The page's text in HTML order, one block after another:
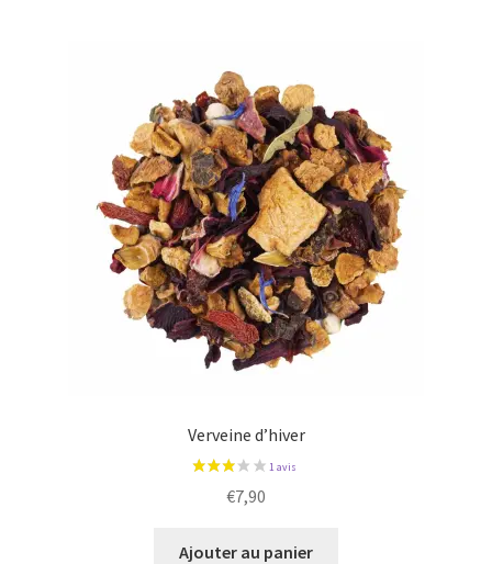
Verveine d’hiver
€7,90
Ajouter au panier